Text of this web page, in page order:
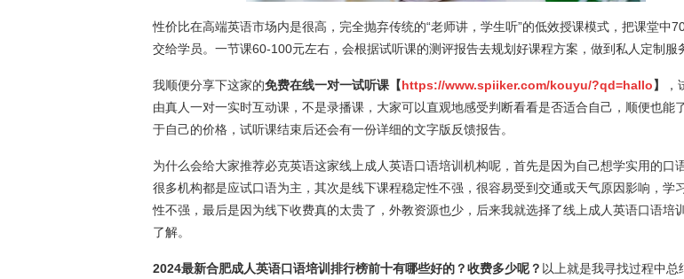
性价比在高端英语市场内是很高，完全抛弃传统的“老师讲，学生听”的低效授课模式，把课堂中
交给学员。一节课60-100元左右，会根据试听课的测评报告去规划好课程方案，做到私人定制服
我顺便分享下这家的免费在线一对一试听课【https://www.spiiker.com/kouyu/?qd=hallo】
由真人一对一实时互动课，不是录播课，大家可以直观地感受判断看看是否适合自己，顺便也能
于自己的价格，试听课结束后还会有一份详细的文字版反馈报告。
为什么会给大家推荐必克英语这家线上成人英语口语培训机构呢，首先是因为自己想学实用的口
很多机构都是应试口语为主，其次是线下课程稳定性不强，很容易受到交通或天气原因影响，学
性不强，最后是因为线下收费真的太贵了，外教资源也少，后来我就选择了线上成人英语口语培
了解。
2024最新合肥成人英语口语培训排行榜前十有哪些好的？收费多少呢？ 以上就是我寻找过程中总